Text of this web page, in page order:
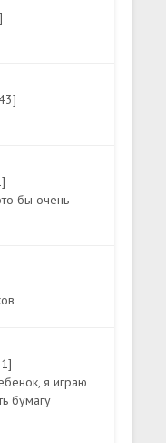
бы очень
я играю
бумагу